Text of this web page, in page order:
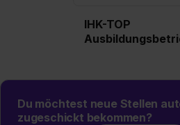
IHK-TOP
Du möchtest neue Stellen
zugeschickt bekommen?